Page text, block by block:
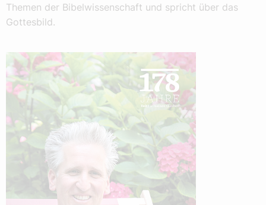
Themen der Bibelwissenschaft und spricht über das
Gottesbild.